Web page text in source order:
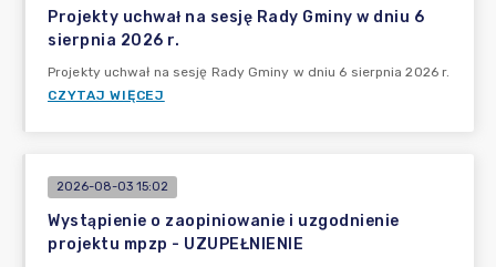
Projekty uchwał na sesję Rady Gminy w dniu 6
sierpnia 2026 r.
Projekty uchwał na sesję Rady Gminy w dniu 6 sierpnia 2026 r.
CZYTAJ WIĘCEJ
2026-08-03 15:02
Wystąpienie o zaopiniowanie i uzgodnienie
projektu mpzp - UZUPEŁNIENIE